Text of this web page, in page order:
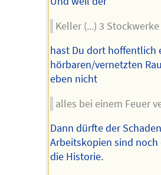
Keller (...) 3
hast Du dort hoffentlich
hörbaren/vernetzten
eben nicht
alles bei einem Feuer
Dann dürfte der
Arbeitskopien sind noch
die Historie.